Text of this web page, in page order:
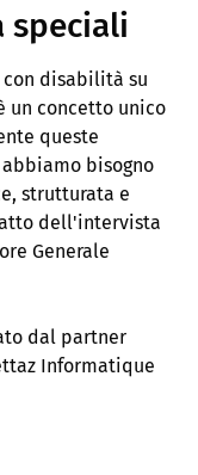
speciali
disabilità su
un concetto unico
queste
bisogno
strutturata e
dell'intervista
Generale
dal partner
Informatique